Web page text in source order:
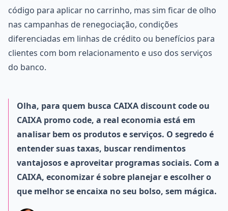
código para aplicar no carrinho, mas sim ficar de olho
nas campanhas de renegociação, condições
diferenciadas em linhas de crédito ou benefícios para
clientes com bom relacionamento e uso dos serviços
do banco.
Olha, para quem busca CAIXA discount code ou
CAIXA promo code, a real economia está em
analisar bem os produtos e serviços. O segredo é
entender suas taxas, buscar rendimentos
vantajosos e aproveitar programas sociais. Com a
CAIXA, economizar é sobre planejar e escolher o
que melhor se encaixa no seu bolso, sem mágica.